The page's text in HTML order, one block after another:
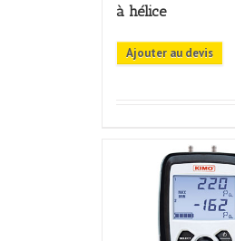
à hélice
Ajouter au devis